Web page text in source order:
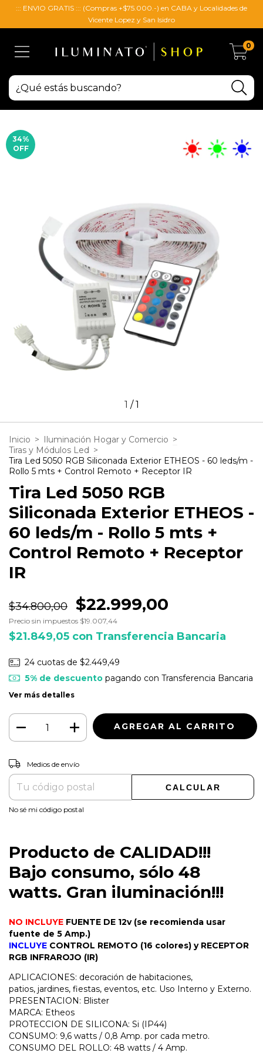
::: ENVIO GRATIS ::: (Compras +$75.000.-) en CABA y Localidades de
Vicente Lopez y San Isidro
0
34%
OFF
1 /1
Inicio > Iluminación Hogar y Comercio >
Tiras y Módulos Led >
Tira Led 5050 RGB Siliconada Exterior ETHEOS - 60 leds/m -
Rollo 5 mts + Control Remoto + Receptor IR
Tira Led 5050 RGB
Siliconada Exterior ETHEOS -
60 leds/m - Rollo 5 mts +
Control Remoto + Receptor
IR
$34.800,00 $22.999,00
Precio sin impuestos $19.007,44
$21.849,05 con Transferencia Bancaria
24 cuotas de $2.449,49
5% de descuentopagando con Transferencia Bancaria
Ver más detalles
Entregas para el CP:
Medios de envío
CALCULAR
No sé mi código postal
Producto de CALIDAD!!!
Bajo consumo, sólo 48
watts. Gran iluminación!!!
NO INCLUYE FUENTE DE 12v (se recomienda usar
fuente de 5 Amp.)
INCLUYE CONTROL REMOTO (16 colores) y RECEPTOR
RGB INFRAROJO (IR)
APLICACIONES: decoración de habitaciones,
patios, jardines, fiestas, eventos, etc. Uso Interno y Externo.
PRESENTACION: Blister
MARCA: Etheos
PROTECCION DE SILICONA: Si (IP44)
CONSUMO: 9,6 watts / 0,8 Amp. por cada metro.
CONSUMO DEL ROLLO: 48 watts / 4 Amp.